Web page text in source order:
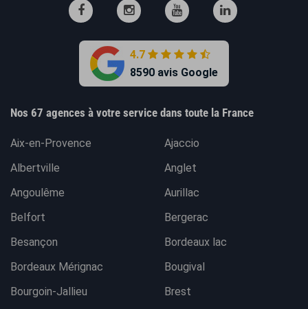
4.7
8590 avis Google
Nos 67 agences à votre service dans toute la France
Aix-en-Provence
Ajaccio
Albertville
Anglet
Angoulême
Aurillac
Belfort
Bergerac
Besançon
Bordeaux lac
Bordeaux Mérignac
Bougival
Bourgoin-Jallieu
Brest